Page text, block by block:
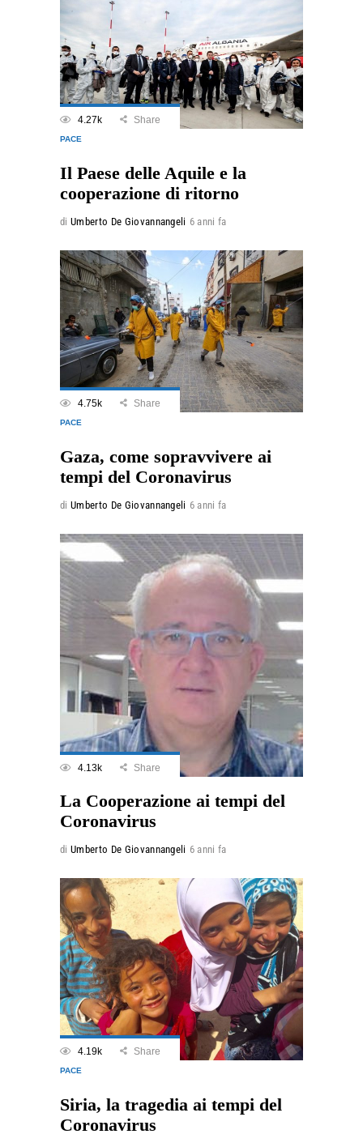
4.27k Share
PACE
Il Paese delle Aquile e la
cooperazione di ritorno
di Umberto De Giovannangeli 6 anni fa
4.75k Share
PACE
Gaza, come sopravvivere ai
tempi del Coronavirus
di Umberto De Giovannangeli 6 anni fa
4.13k Share
La Cooperazione ai tempi del
Coronavirus
di Umberto De Giovannangeli 6 anni fa
4.19k Share
PACE
Siria, la tragedia ai tempi del
Coronavirus